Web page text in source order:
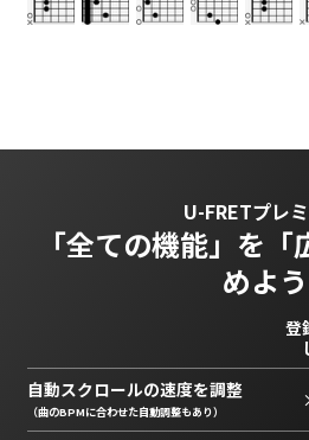
U-FRETプレ
「全ての機能」を
めよう
登
自動スクロールの速度を調整
（曲のBPMに合わせた自動調整もあり）